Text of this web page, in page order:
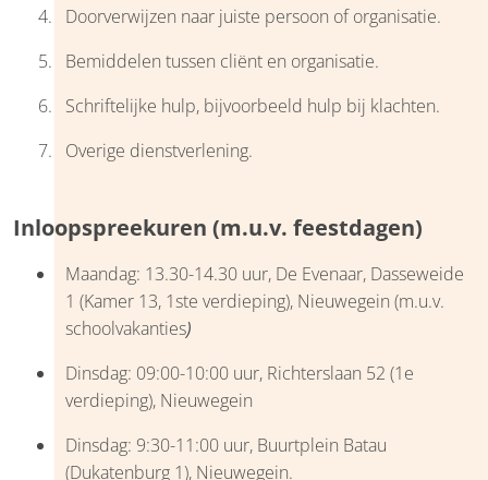
Doorverwijzen naar juiste persoon of organisatie.
Bemiddelen tussen cliënt en organisatie.
Schriftelijke hulp, bijvoorbeeld hulp bij klachten.
Overige dienstverlening.
Inloopspreekuren (m.u.v. feestdagen)
Maandag: 13.30-14.30 uur, De Evenaar, Dasseweide
1 (Kamer 13, 1ste verdieping), Nieuwegein (m.u.v.
schoolvakanties)
Dinsdag: 09:00-10:00 uur, Richterslaan 52 (1e
verdieping), Nieuwegein
Dinsdag: 9:30-11:00 uur, Buurtplein Batau
(Dukatenburg 1), Nieuwegein.